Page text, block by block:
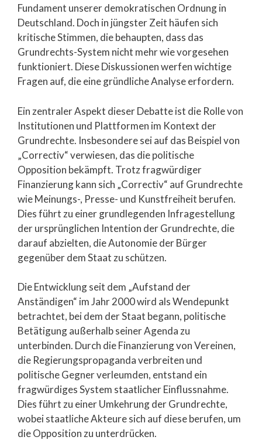
Fundament unserer demokratischen Ordnung in
Deutschland. Doch in jüngster Zeit häufen sich
kritische Stimmen, die behaupten, dass das
Grundrechts-System nicht mehr wie vorgesehen
funktioniert. Diese Diskussionen werfen wichtige
Fragen auf, die eine gründliche Analyse erfordern.
Ein zentraler Aspekt dieser Debatte ist die Rolle von
Institutionen und Plattformen im Kontext der
Grundrechte. Insbesondere sei auf das Beispiel von
„Correctiv“ verwiesen, das die politische
Opposition bekämpft. Trotz fragwürdiger
Finanzierung kann sich „Correctiv“ auf Grundrechte
wie Meinungs-, Presse- und Kunstfreiheit berufen.
Dies führt zu einer grundlegenden Infragestellung
der ursprünglichen Intention der Grundrechte, die
darauf abzielten, die Autonomie der Bürger
gegenüber dem Staat zu schützen.
Die Entwicklung seit dem „Aufstand der
Anständigen“ im Jahr 2000 wird als Wendepunkt
betrachtet, bei dem der Staat begann, politische
Betätigung außerhalb seiner Agenda zu
unterbinden. Durch die Finanzierung von Vereinen,
die Regierungspropaganda verbreiten und
politische Gegner verleumden, entstand ein
fragwürdiges System staatlicher Einflussnahme.
Dies führt zu einer Umkehrung der Grundrechte,
wobei staatliche Akteure sich auf diese berufen, um
die Opposition zu unterdrücken.